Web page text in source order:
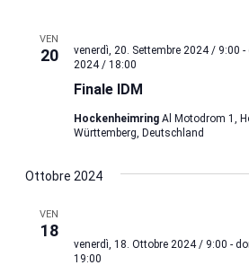
VEN
20
Finale IDM
venerdì, 20. Settembre 2024 / 9:00 -
2024 / 18:00
Hockenheimring Al Motodrom 1,
Württemberg, Deutschland
Ottobre 2024
VEN
18
venerdì, 18. Ottobre 2024 / 9:00 -
19:00